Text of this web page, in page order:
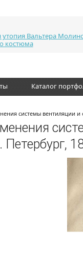
утопия Вальтера
костюма
Каталог
системы вентиляции